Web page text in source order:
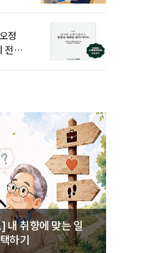
정
략’
내 취향에 맞는 일
하기